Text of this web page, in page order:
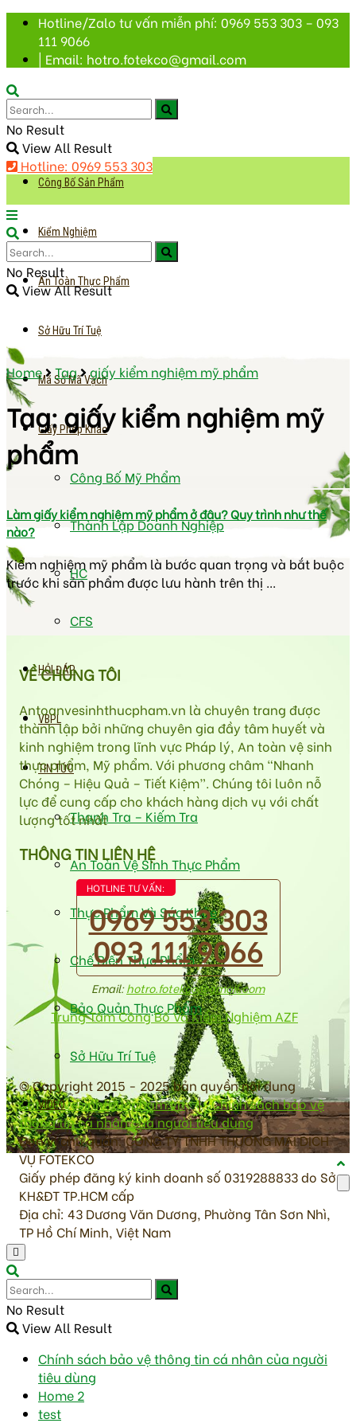
Hotline/Zalo tư vấn miễn phí: 0969 553 303 – 093
111 9066
| Email: hotro.fotekco@gmail.com
No Result
View All Result
Hotline: 0969 553 303
Công Bố Sản Phẩm
Kiểm Nghiệm
An Toàn Thực Phẩm
Sở Hữu Trí Tuệ
Mã Số Mã Vạch
Giấy Phép Khác
Công Bố Mỹ Phẩm
Thành Lập Doanh Nghiệp
HC
CFS
HỎI ĐÁP
VBPL
TIN TỨC
Thanh Tra – Kiếm Tra
An Toàn Vệ Sinh Thực Phẩm
Thực Phẩm Và Sức Khỏe
Chế Biến Thực Phẩm
Bảo Quản Thực Phẩm
Sở Hữu Trí Tuệ
VIDEO
No Result
View All Result
Home Tag giấy kiểm nghiệm mỹ phẩm
Tag:giấy kiểm nghiệm mỹ
phẩm
Làm giấy kiểm nghiệm mỹ phẩm ở đâu? Quy trình như thế
nào?
Kiểm nghiệm mỹ phẩm là bước quan trọng và bắt buộc
trước khi sản phẩm được lưu hành trên thị ...
VỀ CHÚNG TÔI
Antoanvesinhthucpham.vn là chuyên trang được
thành lập bởi những chuyên gia đầy tâm huyết và
kinh nghiệm trong lĩnh vực Pháp lý, An toàn vệ sinh
thực phẩm, Mỹ phẩm. Với phương châm “Nhanh
Chóng – Hiệu Quả – Tiết Kiệm”. Chúng tôi luôn nỗ
lực để cung cấp cho khách hàng dịch vụ với chất
lượng tốt nhất
THÔNG TIN LIÊN HỆ
HOTLINE TƯ VẤN:
0969 553 303
093 111 9066
Email:hotro.fotekco@gmail.com
Trung Tâm Công Bố Và Kiểm Nghiệm AZF
© Copyright 2015 - 2025 bản quyền nội dung
antoanvesinhthucpham.vn|Chính sách bảo vệ
thông tin cá nhân của người tiêu dùng
Đơn vị chủ quản: CÔNG TY TNHH THƯƠNG MẠI DỊCH
VỤ FOTEKCO
Giấy phép đăng ký kinh doanh số 0319288833 do Sở
KH&ĐT TP.HCM cấp
Địa chỉ: 43 Dương Văn Dương, Phường Tân Sơn Nhì,
TP Hồ Chí Minh, Việt Nam
No Result
View All Result
Chính sách bảo vệ thông tin cá nhân của người
tiêu dùng
Home 2
test